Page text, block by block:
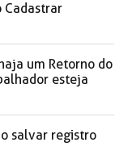
Cadastrar
um Retorno do
esteja
salvar registro